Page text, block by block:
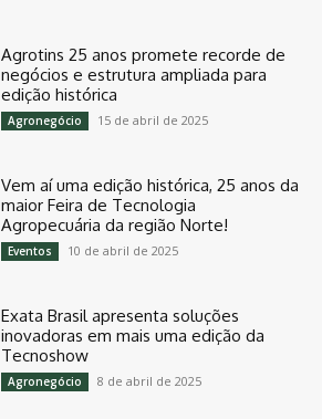
Agrotins 25 anos promete recorde de
negócios e estrutura ampliada para
edição histórica
Agronegócio 15 de abril de 2025
Vem aí uma edição histórica, 25 anos da
maior Feira de Tecnologia
Agropecuária da região Norte!
Eventos 10 de abril de 2025
Exata Brasil apresenta soluções
inovadoras em mais uma edição da
Tecnoshow
Agronegócio 8 de abril de 2025